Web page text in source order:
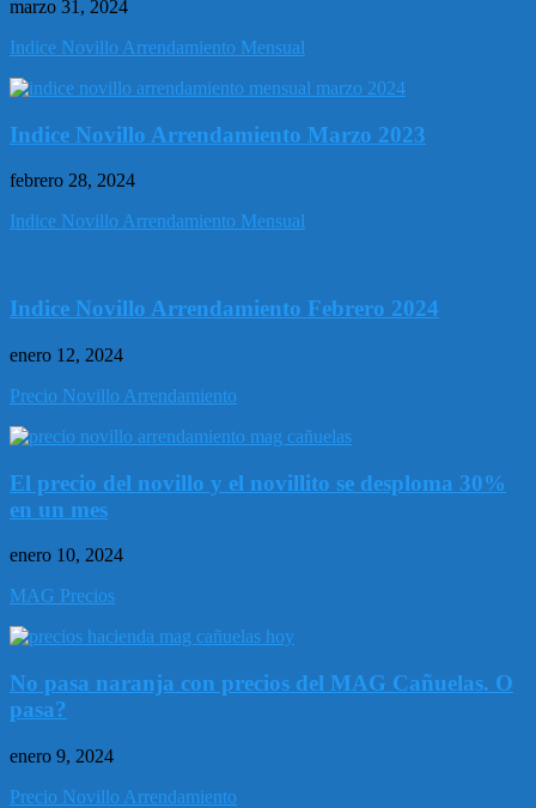
marzo 31, 2024
Indice Novillo Arrendamiento Mensual
Indice Novillo Arrendamiento Marzo 2023
febrero 28, 2024
Indice Novillo Arrendamiento Mensual
Indice Novillo Arrendamiento Febrero 2024
enero 12, 2024
Precio Novillo Arrendamiento
El precio del novillo y el novillito se desploma 30%
en un mes
enero 10, 2024
MAG Precios
No pasa naranja con precios del MAG Cañuelas. O
pasa?
enero 9, 2024
Precio Novillo Arrendamiento